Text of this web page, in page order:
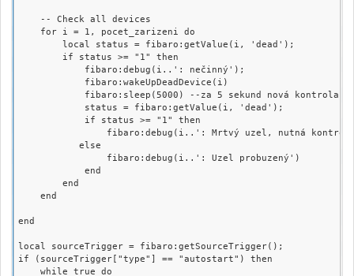
    -- Check all devices
    for i = 1, pocet_zarizeni do
        local status = fibaro:getValue(i, 'dead');
        if status >= "1" then
            fibaro:debug(i..': nečinný');
            fibaro:wakeUpDeadDevice(i)
fibaro:sleep(5000) --za 5 sekund nová kontrola
            status = fibaro:getValue(i, 'dead');
            if status >= "1" then
fibaro:debug(i..': Mrtvý uzel, nutná
           else
                fibaro:debug(i..': Uzel probuzený')
            end
        end
    end
end
local sourceTrigger = fibaro:getSourceTrigger();
if (sourceTrigger["type"] == "autostart") then
    while true do